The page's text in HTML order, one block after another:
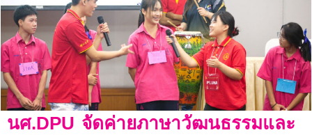
นศ.DPU จัดค่ายภาษาวัฒนธรรมและ